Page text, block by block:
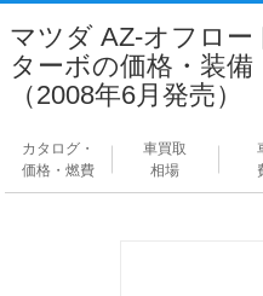
マツダ AZ-オフロー
ターボの価格・装
（2008年6月発売）
カタログ・
価格・燃費
車買取
相場